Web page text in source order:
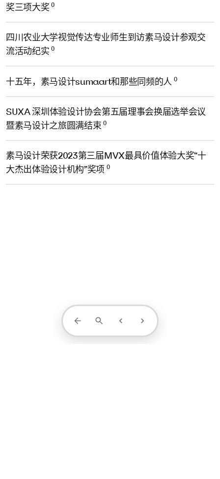
奖三项大奖 0
四川农业大学视觉传达专业师生到访素马设计参观交
流活动纪实 0
十五年，素马设计sumaart和那些同频的人 0
SUXA 深圳体验设计协会第五届理事会换届选举会议
暨素马设计之旅圆满结束 0
素马设计荣获2023第三届MVX最具价值体验大奖“十
大杰出体验设计机构”奖项 0